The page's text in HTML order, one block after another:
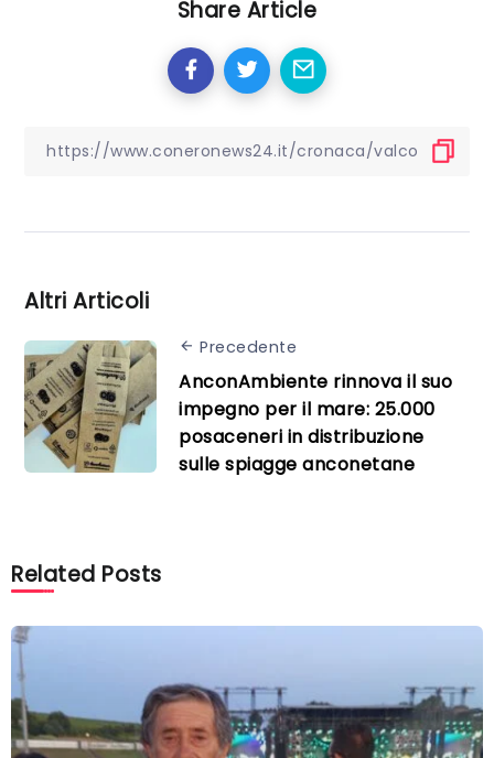
Share Article
Altri Articoli
Precedente
AnconAmbiente rinnova il suo
impegno per il mare: 25.000
posaceneri in distribuzione
sulle spiagge anconetane
Related Posts